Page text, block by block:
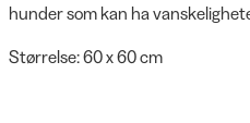
hunder som kan ha
Størrelse: 60 x 60 cm